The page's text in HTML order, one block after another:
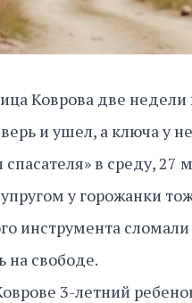
Коврова две недели
и ушел, а ключа у
в среду, 27
у горожанки
инструмента
на свободе.
3-летний